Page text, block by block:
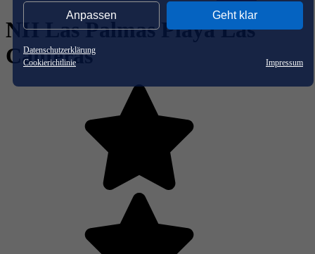
Anpassen Geht klar
Datenschutzerklärung
Cookierichtlinie
Impressum
NH Las Palmas Playa Las
Canteras